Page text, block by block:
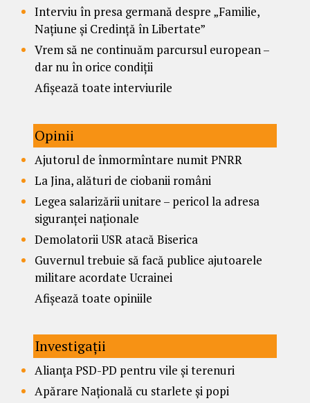
Interviu în presa germană despre „Familie,
Națiune și Credință în Libertate”
Vrem să ne continuăm parcursul european –
dar nu în orice condiții
Afișează toate interviurile
Opinii
Ajutorul de înmormîntare numit PNRR
La Jina, alături de ciobanii români
Legea salarizării unitare – pericol la adresa
siguranței naționale
Demolatorii USR atacă Biserica
Guvernul trebuie să facă publice ajutoarele
militare acordate Ucrainei
Afișează toate opiniile
Investigații
Alianța PSD-PD pentru vile și terenuri
Apărare Națională cu starlete și popi